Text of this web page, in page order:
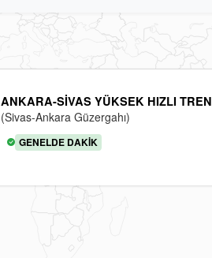
ANKARA-SIVAS YÜKSEK HIZLI TREN
(Sivas-Ankara Güzergahı)
GENELDE DAKIK